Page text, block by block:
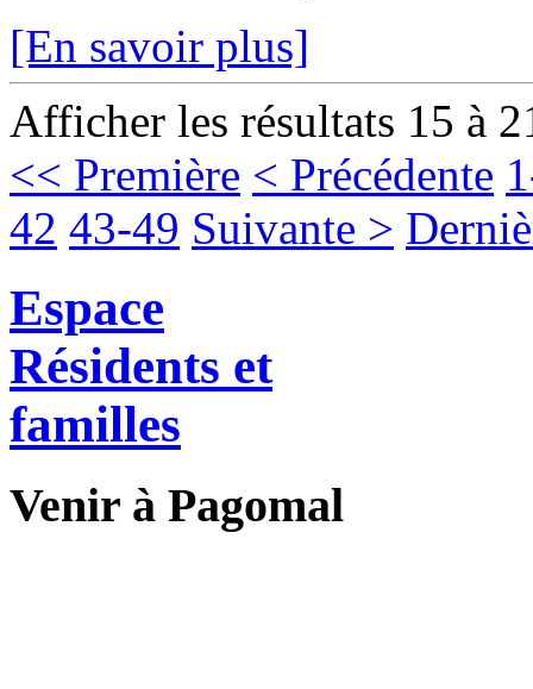
[En savoir plus]
Afficher les résultats 15 à
<< Première < Précédente
42 43-49 Suivante >
Espace
Résidents et
familles
Venir à Pagomal